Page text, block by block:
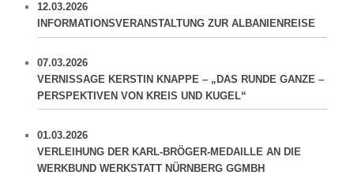
12.03.2026
INFORMATIONSVERANSTALTUNG ZUR ALBANIENREISE
07.03.2026
VERNISSAGE KERSTIN KNAPPE – „DAS RUNDE GANZE –
PERSPEKTIVEN VON KREIS UND KUGEL“
01.03.2026
VERLEIHUNG DER KARL-BRÖGER-MEDAILLE AN DIE
WERKBUND WERKSTATT NÜRNBERG GGMBH